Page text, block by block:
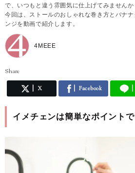
で、いつもと違う雰囲気に仕上げてみませんか
今回は、ストールのおしゃれな巻き方とバナ
ンジを動画で紹介します。
4MEEE
Share
X Facebook
イメチェンは簡単なポイントで